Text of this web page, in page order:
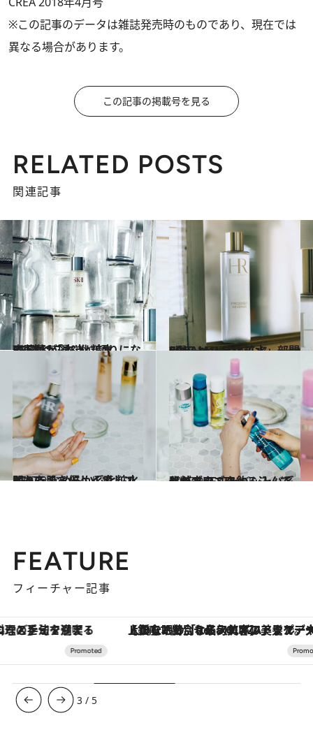
※この記事のデータは雑誌発売時のものであり、現在では
異なる場合があります。
この記事の掲載号を見る
RELATED POSTS
関連記事
2017.3.7
齋藤薫が選ぶ化粧水BEST12「本当に頼りになる1本はこれ！」
ビューティ＆ヘルス 2017.11.27
CREAベストコスメ2017！(1) 「化粧水」部門5選
ビューティ＆ヘルス
2017.9.9
弱った肌を優しく癒してくれる なめらか系化粧水BEST5
ビューティ＆ヘルス 2017.9.7
肌がゴクゴク飲み込んでくれる！ シャバシャバ系化粧水BEST5
ビューティ＆ヘルス
FEATURE
フィーチャー記事
【銀座で出合う最旬美容】美髪ケアや上質な眠り…セルフケアのアップデートから、特別な名入れギフトまで。大人のための「ReFa GINZA」クルーズ
3 / 5